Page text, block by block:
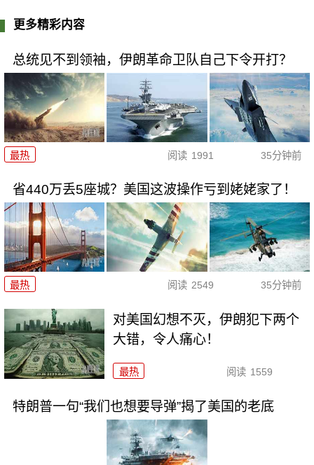
更多精彩内容
总统见不到领袖，伊朗革命卫队自己下令开打？
最热 阅读 1991 35分钟前
省440万丢5座城？美国这波操作亏到姥姥家了！
最热 阅读 2549 35分钟前
对美国幻想不灭，伊朗犯下两个
大错，令人痛心！
最热 阅读 1559
特朗普一句“我们也想要导弹”揭了美国的老底